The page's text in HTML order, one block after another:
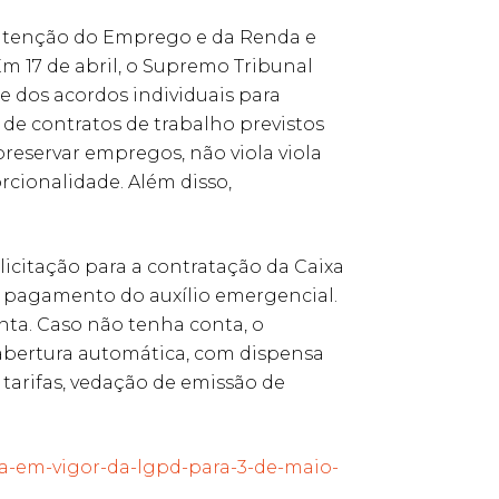
do Emprego e da Renda e
17 de abril, o Supremo Tribunal
dos acordos individuais para
contratos de trabalho previstos
empregos, não viola viola
Além disso,
para a contratação da Caixa
pagamento do auxílio emergencial.
Caso não tenha conta, o
automática, com dispensa
vedação de emissão de
em-vigor-da-lgpd-para-3-de-maio-